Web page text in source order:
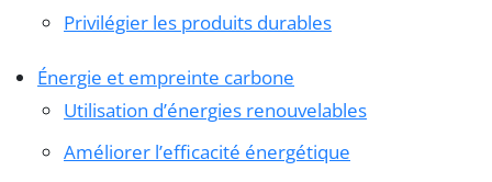
Privilégier les produits durables
Énergie et empreinte carbone
Utilisation d’énergies renouvelables
Améliorer l’efficacité énergétique